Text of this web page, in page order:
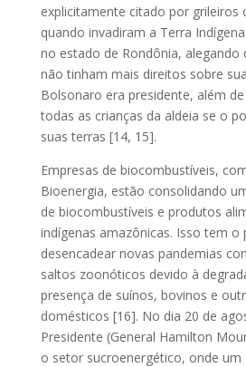
explicitamente citado por grileiros
quando invadiram a Terra
no estado de Rondônia, alegando
não tinham mais direitos sobre
Bolsonaro era presidente, além
todas as crianças da aldeia se o
suas terras [14, 15].
Empresas de biocombustíveis,
Bioenergia, estão consolidando
de biocombustíveis e produtos
indígenas amazônicas. Isso tem o
desencadear novas pandemias
saltos zoonóticos devido à
presença de suínos, bovinos e
domésticos [16]. No dia 20 de
Presidente (General Hamilton
o setor sucroenergético, onde um